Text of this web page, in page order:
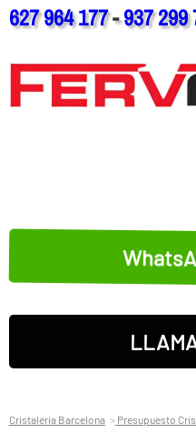
627 964 177-937 299
Cristaleria Barcelona Presupuesto